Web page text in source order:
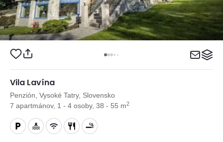
Vila Lavína
Penzión, Vysoké Tatry, Slovensko
7 apartmánov, 1 - 4 osoby, 38 - 55 m2